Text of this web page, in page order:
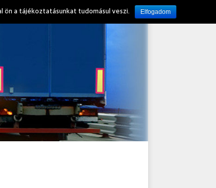
ön a tájékoztatásunkat tudomásul veszi. Elfogadom